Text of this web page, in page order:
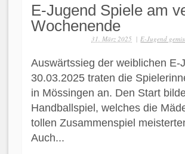
E-Jugend Spiele am
Wochenende
| E-Jugend
31. März 2025
Auswärtssieg der weiblichen
30.03.2025 traten die
in Mössingen an. Den Start
Handballspiel, welches die
tollen Zusammenspiel
Auch...